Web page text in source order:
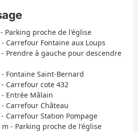
Parking proche de l'église
Carrefour Fontaine aux Loups
Prendre à gauche pour descendre
Fontaine Saint-Bernard
Carrefour cote 432
Entrée Mâlain
Carrefour Château
Carrefour Station Pompage
m - Parking proche de l'église